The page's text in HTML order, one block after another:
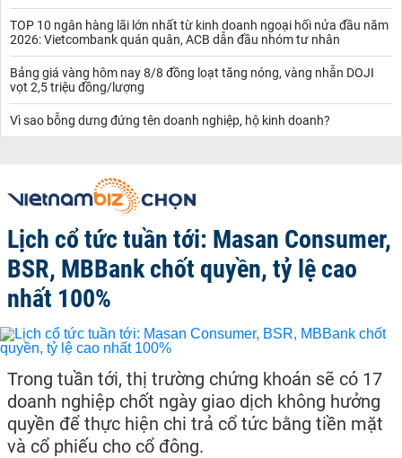
TOP 10 ngân hàng lãi lớn nhất từ kinh doanh ngoại hối nửa đầu năm
2026: Vietcombank quán quân, ACB dẫn đầu nhóm tư nhân
Bảng giá vàng hôm nay 8/8 đồng loạt tăng nóng, vàng nhẫn DOJI
vọt 2,5 triệu đồng/lượng
Vì sao bỗng dưng đứng tên doanh nghiệp, hộ kinh doanh?
Lịch cổ tức tuần tới: Masan Consumer,
BSR, MBBank chốt quyền, tỷ lệ cao
nhất 100%
Trong tuần tới, thị trường chứng khoán sẽ có 17
doanh nghiệp chốt ngày giao dịch không hưởng
quyền để thực hiện chi trả cổ tức bằng tiền mặt
và cổ phiếu cho cổ đông.